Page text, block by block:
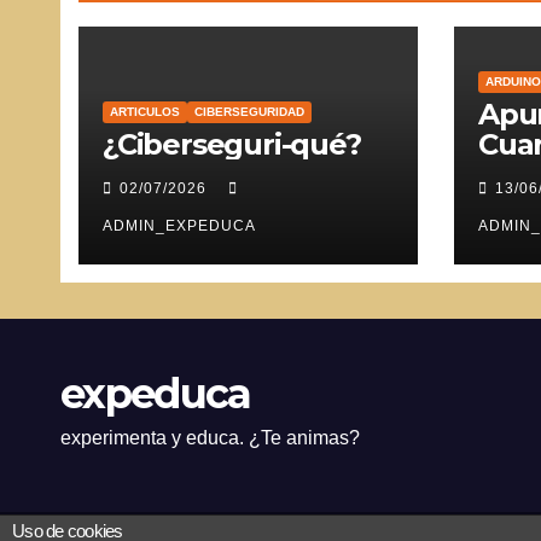
ARTICULOS CIBERSEGURIDAD
¿Ciberseguri-qué?
02/07/2026
ADMIN_EXPEDUCA
ARDUINO
13/
expeduca
experimenta y educa. ¿Te animas?
Uso de cookies